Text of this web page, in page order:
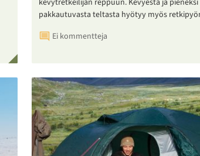
pakkautuvasta teltasta hyötyy myös
Ei kommentteja